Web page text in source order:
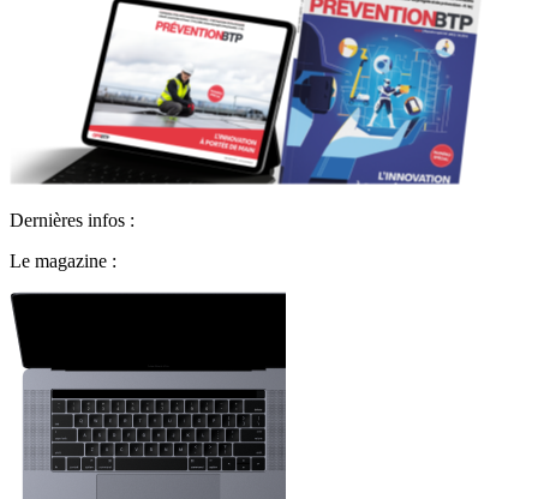
Dernières infos :
Le magazine :